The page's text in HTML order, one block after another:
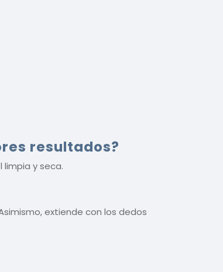
resultados?
y seca.
extiende con los dedos